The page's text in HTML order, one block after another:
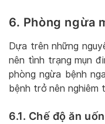
6. Phòng ngừa
Dựa trên những
nên tình trạng mụn
phòng ngừa bệnh
bệnh trở nên nghiêm
6.1. Chế độ ăn